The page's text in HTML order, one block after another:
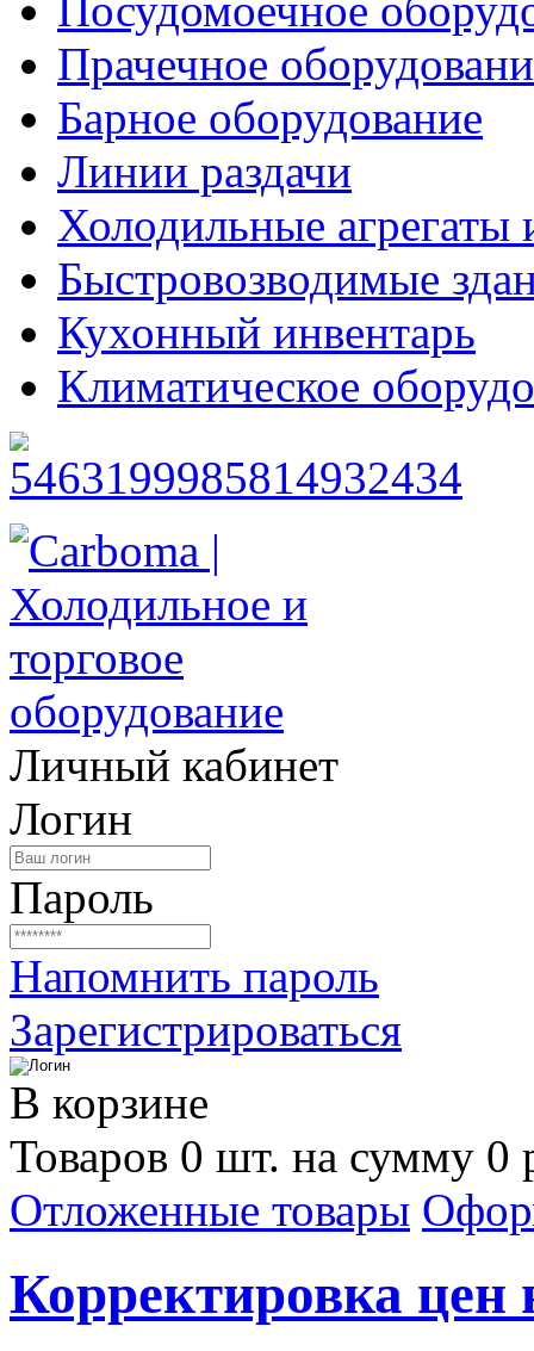
Прачечное
Барное оборудование
Линии раздачи
Холодильные агрегаты
Быстровозводимые
Кухонный инвентарь
Климатическое
Личный кабинет
Логин
Пароль
Напомнить пароль
Зарегистрироваться
В корзине
Товаров 0 шт. на сумму 0
Отложенные товары
Корректировка цен